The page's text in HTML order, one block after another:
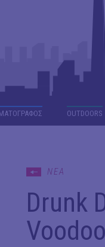
OUTDΟORS
ΝΕΑ
Drunk